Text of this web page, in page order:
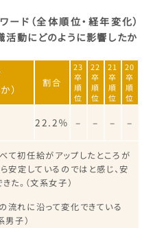
ド（全体順位・経年変化）
活動にどのように影響したか
） 割合
23
卒
順
位
22
卒
順
位
21
卒
順
位
20
卒
順
位
22.2％ – – – –
初任給がアップしたところが
安定しているのではと感じ、安
た。（文系女子）
流れに沿って変化できている
男子）